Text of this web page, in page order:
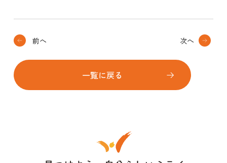
前へ
一覧に戻る
次へ